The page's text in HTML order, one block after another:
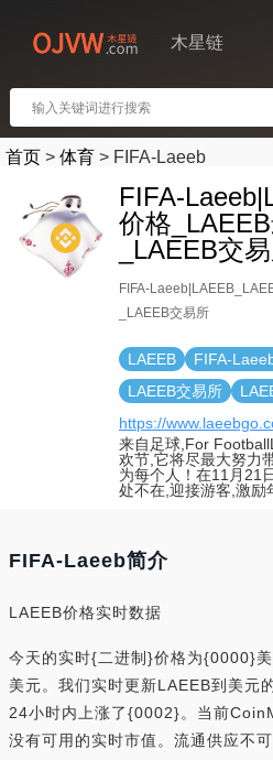
木星链
首页 > 体育 > FIFA-Laeeb
FIFA-
价格
_LAEEB交
FIFA-
_LAEEB交易所
LAEEB FIFA-
LAEEB交易所
https://
来自足球,For
欢节,它将尽最大努力
为每个人！在11月21
处不在,迎接游客,激励
FIFA-Laeeb简介
LAEEB价格实时数据
今天的实时{二进制}价格为{0000}
美元。我们实时更新LAEEB到美元
24小时内上涨了{0002}。当前
没有可用的实时市值。流通供应不